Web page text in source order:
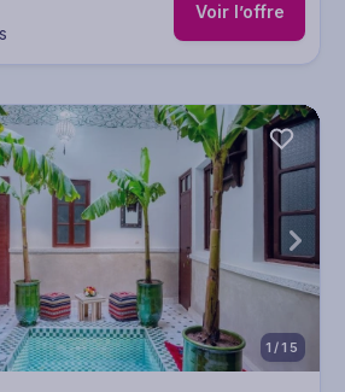
Voir l’offre
1/15